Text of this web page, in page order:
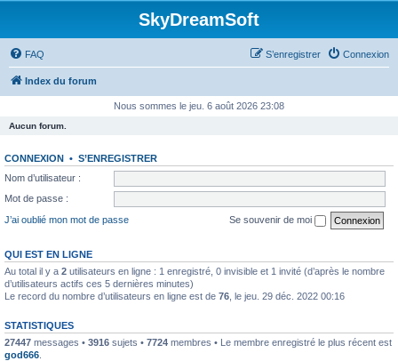
SkyDreamSoft
FAQ Connexion
S’enregistrer
Index du forum
Nous sommes le jeu. 6 août 2026 23:08
Aucun forum.
CONNEXION • S’ENREGISTRER
Nom d’utilisateur :
Mot de passe :
J’ai oublié mon mot de passe
Se souvenir de moi
QUI EST EN LIGNE
Au total il y a 2 utilisateurs en ligne : 1 enregistré, 0 invisible et 1 invité (d’après le nombre
d’utilisateurs actifs ces 5 dernières minutes)
Le record du nombre d’utilisateurs en ligne est de 76 , le jeu. 29 déc. 2022 00:16
STATISTIQUES
27447 messages • 3916 sujets • 7724 membres • Le membre enregistré le plus récent est
god666